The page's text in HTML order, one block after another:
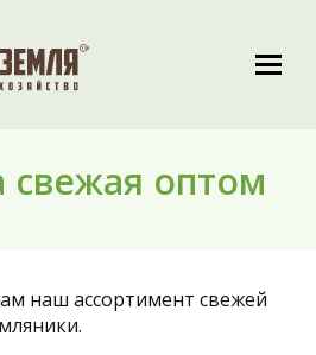
свежая оптом
наш ассортимент свежей